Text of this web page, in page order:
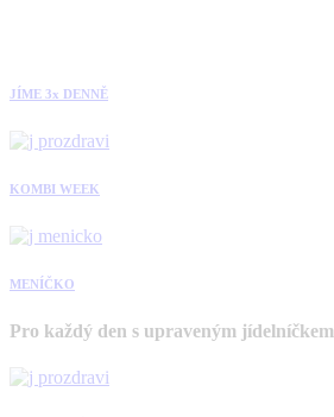
JÍME 3x DENNĚ
KOMBI WEEK
MENÍČKO
Pro každý den s upraveným jídelníčkem